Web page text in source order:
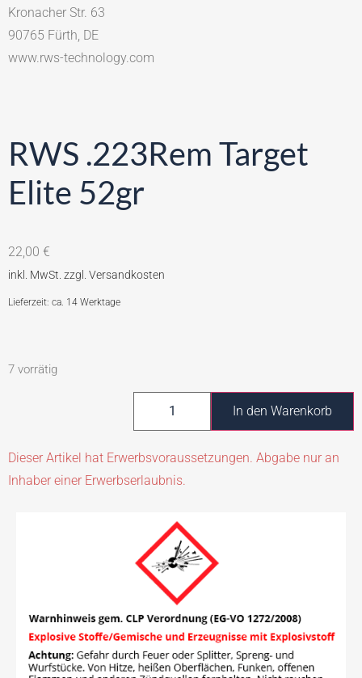
Kronacher Str. 63
90765 Fürth, DE
www.rws-technology.com
RWS .223Rem Target
Elite 52gr
22,00 €
Lieferzeit: ca. 14 Werktage
7 vorrätig
In den Warenkorb
Dieser Artikel hat Erwerbsvoraussetzungen. Abgabe nur an
Inhaber einer Erwerbserlaubnis.